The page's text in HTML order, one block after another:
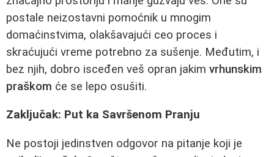
postale neizostavni pomoćnik u mnogim
domaćinstvima, olakšavajući ceo proces i
skraćujući vreme potrebno za sušenje. Međutim, i
bez njih, dobro isceđen veš opran jakim vrhunskim
praškom će se lepo osušiti.
Zaključak: Put ka Savršenom Pranju
Ne postoji jedinstven odgovor na pitanje koji je